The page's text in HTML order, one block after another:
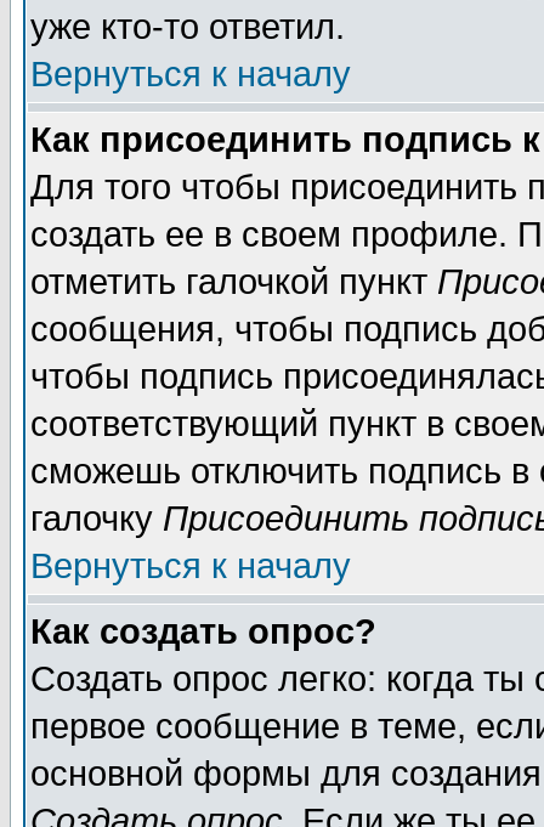
уже кто-то ответил.
Вернуться к началу
Как присоединить подпись
Для того чтобы присоединить
создать ее в своем профиле.
отметить галочкой пункт
сообщения, чтобы подпись
чтобы подпись
соответствующий пункт в
сможешь отключить подпись
галочку Присоединить
Вернуться к началу
Как создать опрос?
Создать опрос легко: когда
первое сообщение в теме,
основной формы для